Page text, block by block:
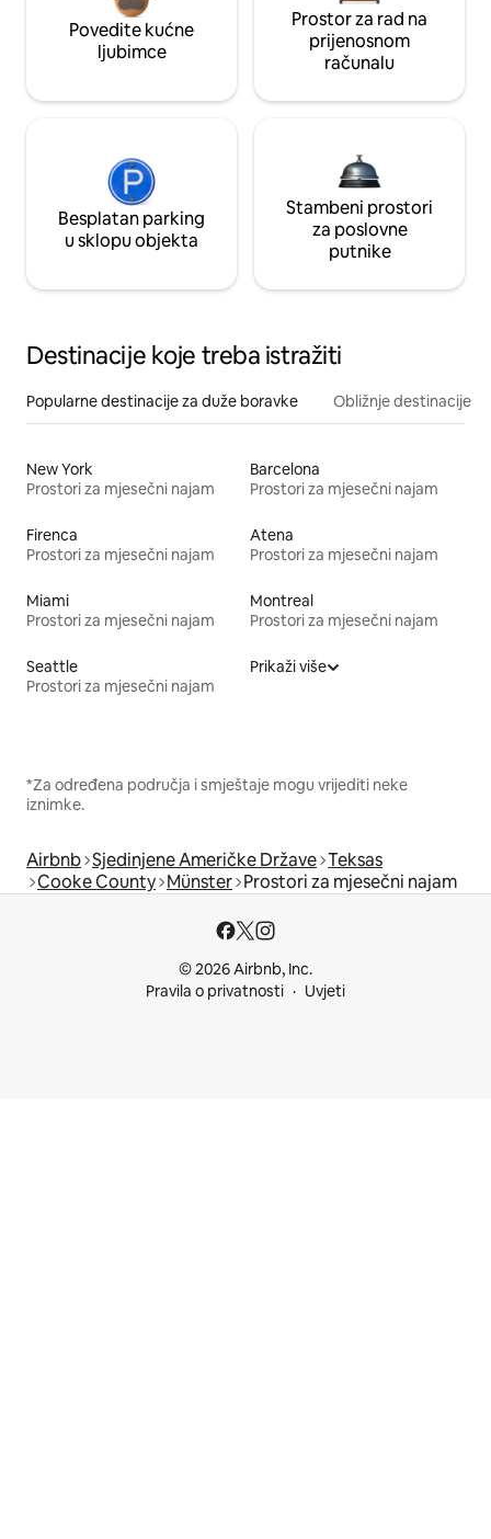
Povedite kućne
ljubimce
Prostor za rad na
prijenosnom
računalu
Besplatan parking
u sklopu objekta
Stambeni prostori
za poslovne
putnike
Destinacije koje treba istražiti
Popularne destinacije za duže boravke Obližnje destinacije
New York
Prostori za mjesečni najam
Barcelona
Prostori za mjesečni najam
Firenca
Prostori za mjesečni najam
Atena
Prostori za mjesečni najam
Miami
Prostori za mjesečni najam
Montreal
Prostori za mjesečni najam
Seattle
Prostori za mjesečni najam
Prikaži više
*Za određena područja i smještaje mogu vrijediti neke
iznimke.
Airbnb Sjedinjene Američke Države Teksas
Cooke County Münster Prostori za mjesečni najam
© 2026 Airbnb, Inc.
Pravila o privatnosti
Uvjeti